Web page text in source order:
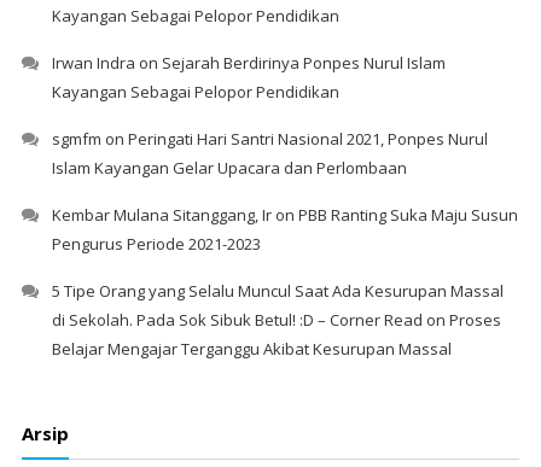
Kayangan Sebagai Pelopor Pendidikan
Irwan Indra on Sejarah Berdirinya Ponpes Nurul Islam
Kayangan Sebagai Pelopor Pendidikan
sgmfm on Peringati Hari Santri Nasional 2021, Ponpes Nurul
Islam Kayangan Gelar Upacara dan Perlombaan
Kembar Mulana Sitanggang, Iron PBB Ranting Suka Maju Susun
Pengurus Periode 2021-2023
5 Tipe Orang yang Selalu Muncul Saat Ada Kesurupan Massal
di Sekolah. Pada Sok Sibuk Betul! :D – Corner Read on Proses
Belajar Mengajar Terganggu Akibat Kesurupan Massal
Arsip